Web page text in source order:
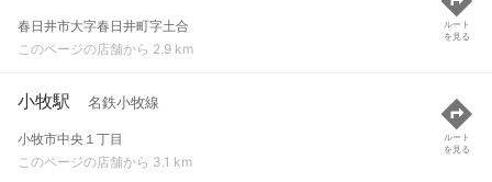
春日井市大字春日井町字土合
このページの店舗から 2.9 km
ルート
を見る
小牧駅 名鉄小牧線
小牧市中央１丁目
このページの店舗から 3.1 km
ルート
を見る